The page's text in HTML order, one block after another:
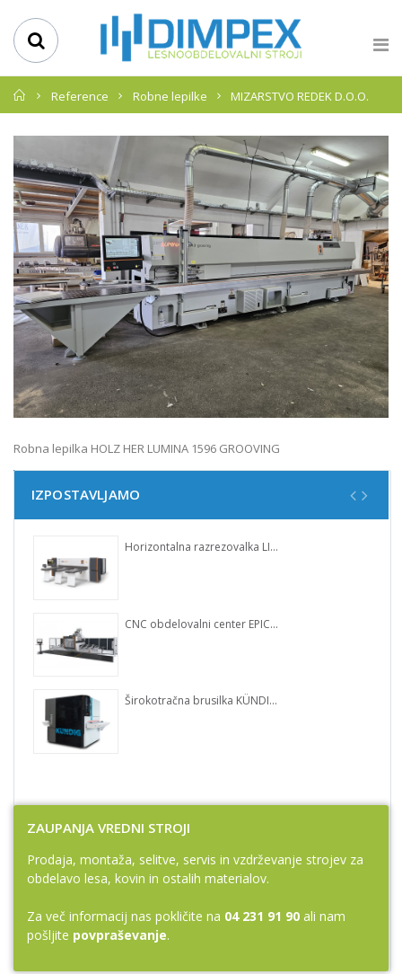
Domov
Reference Robne lepilke MIZARSTVO REDEK D.O.O.
Robna lepilka HOLZ HER LUMINA 1596 GROOVING
IZPOSTAVLJAMO
Horizontalna razrezovalka LINEA 6015
CNC obdelovalni center EPICON 7245
Širokotračna brusilka KÜNDIG Perfect
ZAUPANJA VREDNI STROJI
Prodaja, montaža, selitve, servis in vzdrževanje strojev za
obdelavo lesa, kovin in ostalih materialov.
Za več informacij nas pokličite na 04 231 91 90 ali nam
pošljite povpraševanje.